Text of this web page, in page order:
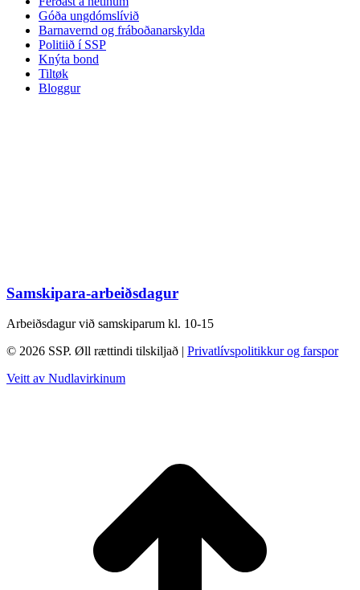
Góða ungdómslívið
Barnavernd og fráboðanarskylda
Politiið í SSP
Knýta bond
Tiltøk
Bloggur
Samskipara-arbeiðsdagur
Arbeiðsdagur við samskiparum kl. 10-15
© 2026 SSP. Øll rættindi tilskiljað | Privatlívspolitikkur og farspor
Veitt av Nudlavirkinum